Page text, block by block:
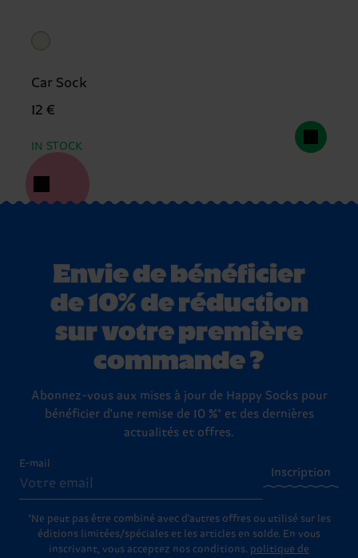
Car Sock
12 €
IN STOCK
Envie de bénéficier
de 10% de réduction
sur votre première
commande ?
Abonnez-vous aux mises à jour de Happy Socks pour
bénéficier d'une remise de 10 %* et des dernières
actualités et offres.
E-mail
Inscription
*Ne peut pas être combiné avec d'autres offres ou utilisé sur les
éditions limitées/spéciales et les articles en solde. En vous
inscrivant, vous acceptez nos conditions. politique de